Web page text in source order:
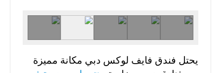
يحتل فندق فايف لوكس دبي مكانة مميزة